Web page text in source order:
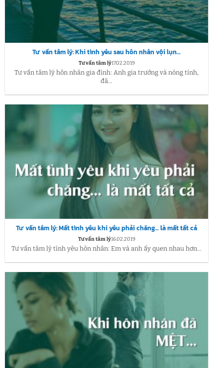
Tư vấn tâm lý: Khi tình yêu sau hôn nhân vội lụn…
Tư vấn tâm lý17.02.2019
Tư vấn tâm lý hôn nhân gia đình: Anh gia trưởng và nóng tính,
đã...
Tư vấn tâm lý: Mất tình yêu khi yêu phải chăng… là mất tất cả
Tư vấn tâm lý16.02.2019
Tư vấn tâm lý tình yêu hôn nhân: Em và anh ấy quen nhau hơn...